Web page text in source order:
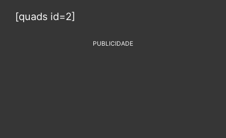
[quads id=2]
PUBLICIDADE